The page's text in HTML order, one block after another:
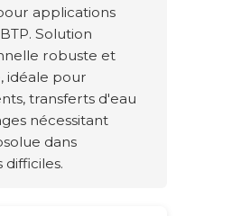
applications
Solution
robuste et
idéale pour
transferts d'eau
nécessitant
dans
difficiles.